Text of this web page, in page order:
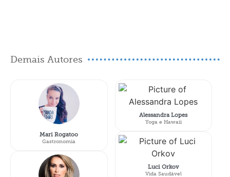
Demais Autores
Mari Rogatoo
Gastronomia
Alessandra Lopes
Yoga e Hawaii
Luci Orkov
Vida Saudável